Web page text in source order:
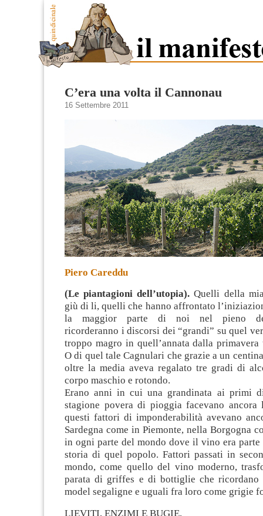
C’era una volta il Cannonau
16 Settembre 2011
Piero Careddu
(Le piantagioni dell’utopia). Quelli della
giù di li, quelli che hanno affrontato
la maggior parte di noi nel pieno
ricorderanno i discorsi dei “grandi” su quel
troppo magro in quell’annata dalla
O di quel tale Cagnulari che grazie a un
oltre la media aveva regalato tre gradi di
corpo maschio e rotondo.
Erano anni in cui una grandinata ai primi
stagione povera di pioggia facevano ancora
questi fattori di imponderabilità avevano
Sardegna come in Piemonte, nella Borgogna
in ogni parte del mondo dove il vino era parte
storia di quel popolo. Fattori passati in
mondo, come quello del vino moderno,
parata di griffes e di bottiglie che ricordano
model segaligne e uguali fra loro come grigie
LIEVITI, ENZIMI E BUGIE.